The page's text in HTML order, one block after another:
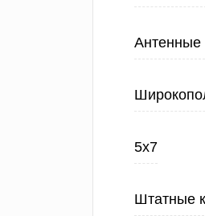
Антенные
5х7
Штатные